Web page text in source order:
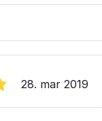
28. mar 2019